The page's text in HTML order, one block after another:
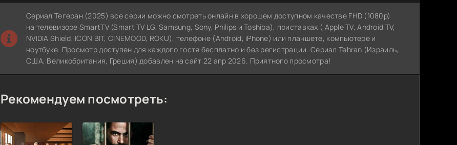
Сериал Тегеран (2025) все серии можно смотреть онлайн в хорошем доступном качестве FHD (1080p)
на телевизоре SmartTV (Smart TV LG, Samsung, Sony, Philips и Toshiba), приставках ( Apple TV, Android TV,
NVIDIA Shield, ICON BIT, CINEMOOD, ROKU), телефоне (Android, iPhone) или планшете, компьютере и
ноутбуке. Просмотр доступен для каждого гостя бесплатно и без регистрации. Сериал Tehran (Израиль,
США, Великобритания, Греция) добавлен на сайт 22 апр 2026. Приятного просмотра!
Рекомендуем посмотреть: